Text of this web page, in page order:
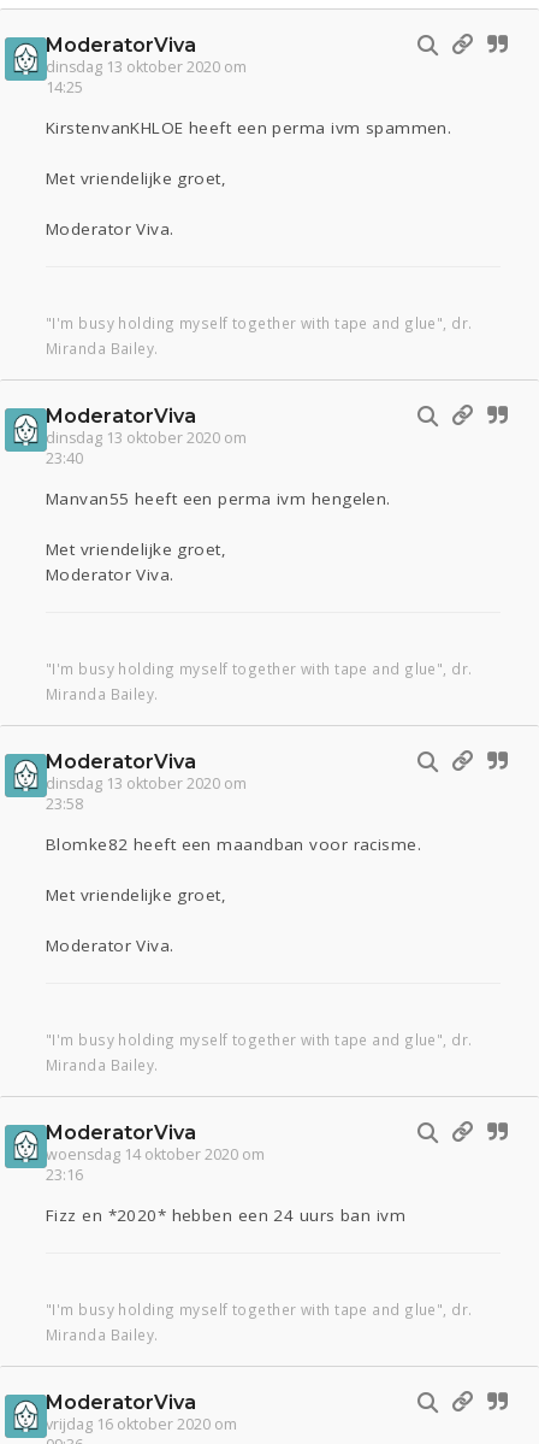
ModeratorViva
dinsdag 13 oktober 2020 om
14:25
KirstenvanKHLOE heeft een perma ivm spammen.
Met vriendelijke groet,
Moderator Viva.
"I'm busy holding myself together with tape and glue", dr.
Miranda Bailey.
ModeratorViva
dinsdag 13 oktober 2020 om
23:40
Manvan55 heeft een perma ivm hengelen.
Met vriendelijke groet,
Moderator Viva.
"I'm busy holding myself together with tape and glue", dr.
Miranda Bailey.
ModeratorViva
dinsdag 13 oktober 2020 om
23:58
Blomke82 heeft een maandban voor racisme.
Met vriendelijke groet,
Moderator Viva.
"I'm busy holding myself together with tape and glue", dr.
Miranda Bailey.
ModeratorViva
woensdag 14 oktober 2020 om
23:16
Fizz en *2020* hebben een 24 uurs ban ivm
"I'm busy holding myself together with tape and glue", dr.
Miranda Bailey.
ModeratorViva
vrijdag 16 oktober 2020 om